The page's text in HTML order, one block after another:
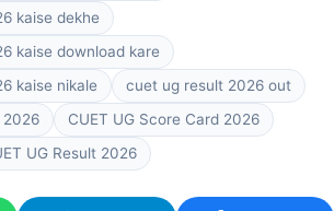
kaise dekhe
kaise download kare
kaise nikale
cuet ug result 2026 out
2026
CUET UG Score Card 2026
UG Result 2026